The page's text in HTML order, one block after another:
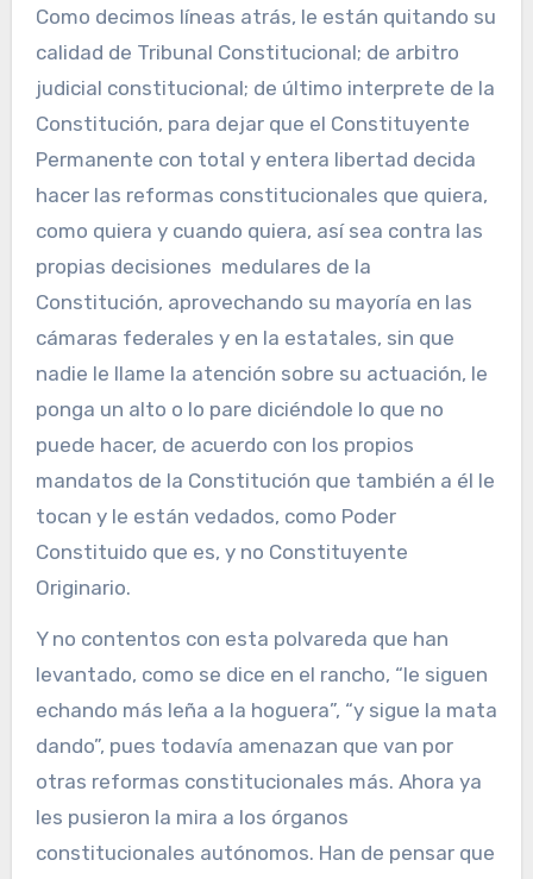
Como decimos líneas atrás, le están quitando su
calidad de Tribunal Constitucional; de arbitro
judicial constitucional; de último interprete de la
Constitución, para dejar que el Constituyente
Permanente con total y entera libertad decida
hacer las reformas constitucionales que quiera,
como quiera y cuando quiera, así sea contra las
propias decisiones medulares de la
Constitución, aprovechando su mayoría en las
cámaras federales y en la estatales, sin que
nadie le llame la atención sobre su actuación, le
ponga un alto o lo pare diciéndole lo que no
puede hacer, de acuerdo con los propios
mandatos de la Constitución que también a él le
tocan y le están vedados, como Poder
Constituido que es, y no Constituyente
Originario.
Y no contentos con esta polvareda que han
levantado, como se dice en el rancho, “le siguen
echando más leña a la hoguera”, “y sigue la mata
dando”, pues todavía amenazan que van por
otras reformas constitucionales más. Ahora ya
les pusieron la mira a los órganos
constitucionales autónomos. Han de pensar que